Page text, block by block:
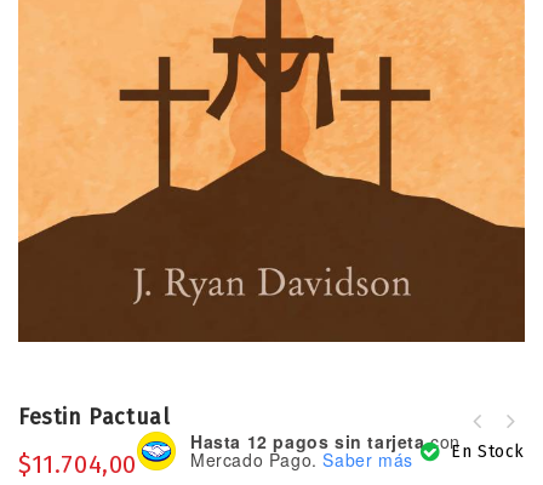
Festin Pactual
$11.704,00 En Stock
Hasta 12 pagos sin tarjetacon
Mercado Pago. Saber más